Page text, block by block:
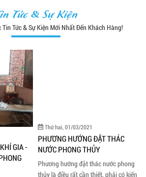
Tức & Sự Kiện
Tin Tức & Sự Kiện Mới Nhất Đến Khách Hàng!
Thứ hai, 01/03/2021
PHƯƠNG HƯỚNG ĐẶT THÁC
NƯỚC PHONG THỦY
Phương hướng đặt thác nước phong